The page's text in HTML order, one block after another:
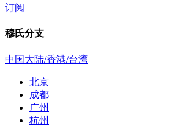
订阅
穆氏分支
中国大陆/香港/台湾
北京
成都
广州
杭州